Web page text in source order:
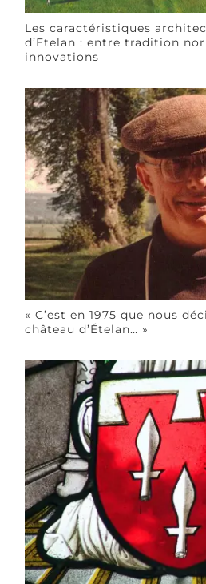
Les caractéristiques
d’Etelan : entre tradition
innovations
« C’est en 1975 que nous
château d’Ételan… »